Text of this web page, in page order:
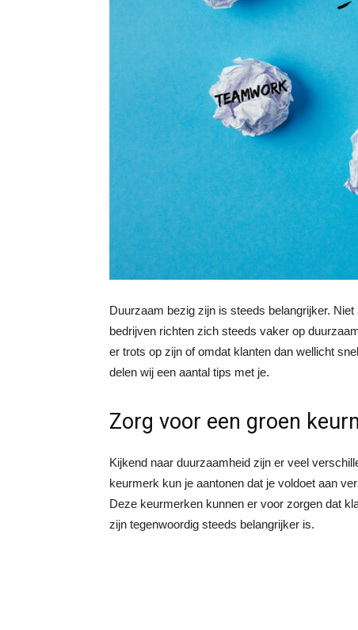
Duurzaam bezig zijn is steeds belangrijker.
bedrijven richten zich steeds vaker op
er trots op zijn of omdat klanten dan wellicht
delen wij een aantal tips met je.
Zorg voor een groen
Kijkend naar duurzaamheid zijn er veel
keurmerk kun je aantonen dat je voldoet aan
Deze keurmerken kunnen er voor zorgen dat
zijn tegenwoordig steeds belangrijker is.